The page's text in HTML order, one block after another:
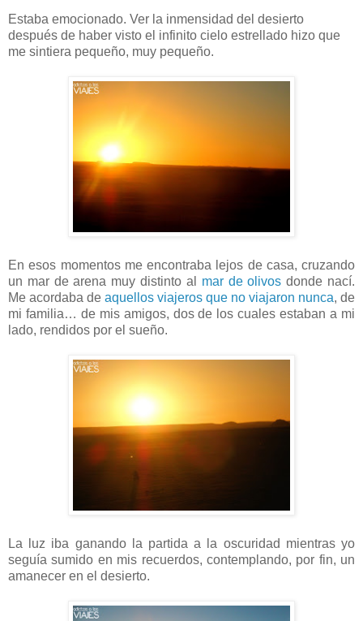
Estaba emocionado. Ver la inmensidad del desierto
después de haber visto el infinito cielo estrellado hizo que
me sintiera pequeño, muy pequeño.
En esos momentos me encontraba lejos de casa, cruzando
un mar de arena muy distinto al mar de olivos donde nací.
Me acordaba de aquellos viajeros que no viajaron nunca, de
mi familia… de mis amigos, dos de los cuales estaban a mi
lado, rendidos por el sueño.
La luz iba ganando la partida a la oscuridad mientras yo
seguía sumido en mis recuerdos, contemplando, por fin, un
amanecer en el desierto.